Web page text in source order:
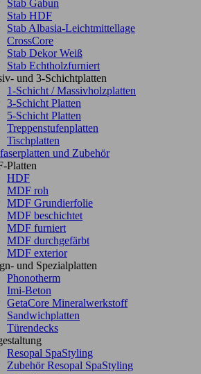
Stab Gabun
Stab HDF
Stab Albasia-Leichtmittellage
CrossCore
Stab Dekor Weiß
Stab Echtholzfurniert
und 3-Schichtplatten
1-Schicht / Massivholzplatten
3-Schicht Platten
5-Schicht Platten
Treppenstufenplatten
Tischplatten
und Zubehör
Platten
HDF
MDF roh
MDF Grundierfolie
MDF beschichtet
MDF furniert
MDF durchgefärbt
MDF exterior
und Spezialplatten
Phonotherm
Imi-Beton
GetaCore Mineralwerkstoff
Sandwichplatten
Türendecks
Resopal SpaStyling
Zubehör Resopal SpaStyling